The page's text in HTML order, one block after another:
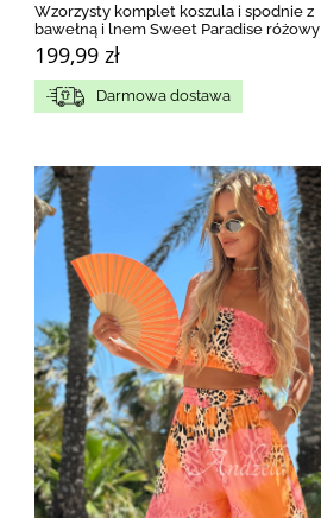
Wzorzysty komplet koszula i spodnie z
bawełną i lnem Sweet Paradise różowy
199,99 zł
Darmowa dostawa